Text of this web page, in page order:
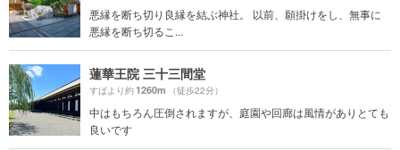
悪縁を断ち切り良縁を結ぶ神社。 以前、願掛けをし、無事に
悪縁を断ち切るこ...
蓮華王院 三十三間堂
すばより約1260m （徒歩22分）
中はもちろん圧倒されますが、庭園や回廊は風情がありとても
良いです